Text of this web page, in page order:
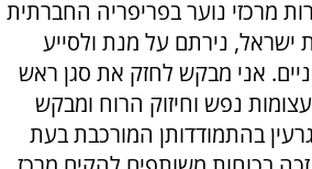
מרכזי נוער בפריפריה החברתית
ישראל, נירתם על מנת ולסייע
אני מבקש לחזק את סגן ראש
נפש וחיזוק הרוח ומבקש
בהתמודדותן המורכבת בעת